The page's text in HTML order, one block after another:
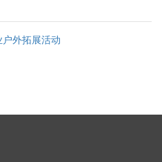
户外拓展活动